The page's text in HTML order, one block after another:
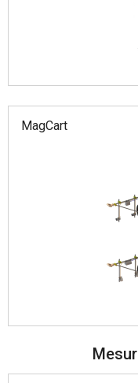
MagCart